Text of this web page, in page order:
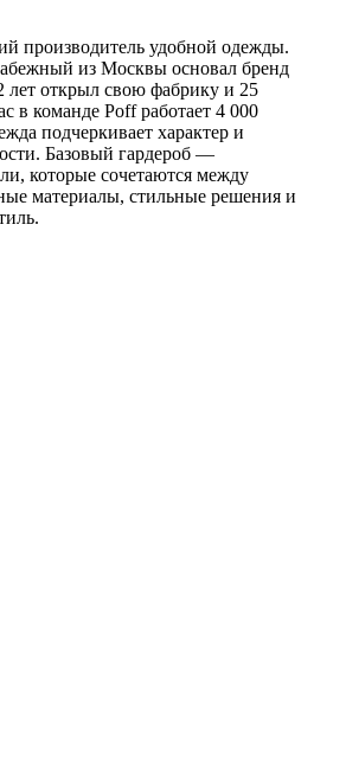
производитель удобной одежды.
из Москвы основал бренд
лет открыл свою фабрику и 25
в команде Poff работает 4 000
подчеркивает характер и
Базовый гардероб —
которые сочетаются между
материалы, стильные решения и